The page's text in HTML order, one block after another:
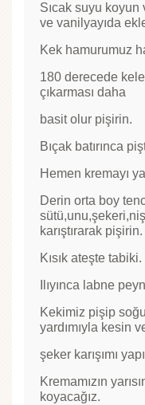
Sıcak suyu
ve vanilyayıda
Kek hamurumuz
180 derecede
çıkarması daha
basit olur pişirin.
Bıçak batırınca
Hemen kremayı
Derin orta boy
karıştırarak pişirin.
Kısık ateşte tabiki.
Ilıyınca labne
Kekimiz pişip
yardımıyla kesin
şeker karışımı
Kremamızın
koyacağız.